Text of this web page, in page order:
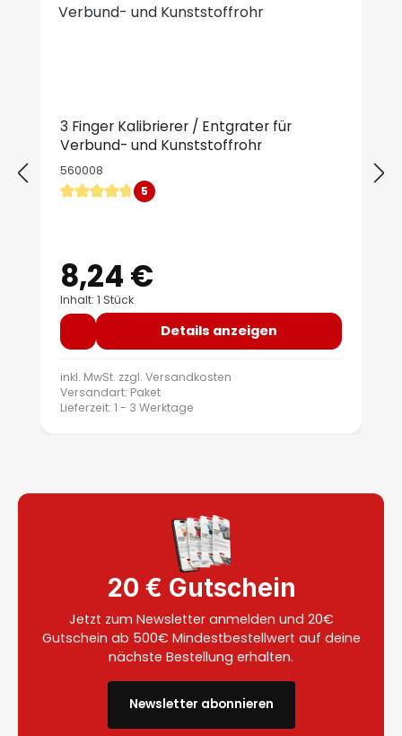
3 Finger Kalibrierer / Entgrater für
Verbund- und Kunststoffrohr
560008
Durchschnittliche Bewertung von 4.8 von 5 Sternen
5
Regulärer Preis:
8,24 €
Inhalt: 1 Stück
Details anzeigen
inkl. MwSt. zzgl. Versandkosten
Versandart: Paket
Lieferzeit: 1 - 3 Werktage
20 € Gutschein
Jetzt zum Newsletter anmelden und 20€
Gutschein ab 500€ Mindestbestellwert auf deine
nächste Bestellung erhalten.
Newsletter abonnieren